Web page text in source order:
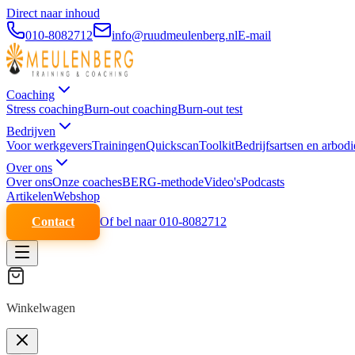
Direct naar inhoud
010-8082712
info@ruudmeulenberg.nlE-mail
Coaching
Stress coachingBurn-out coachingBurn-out test
Bedrijven
Voor werkgeversTrainingenQuickscanToolkitBedrijfsartsen en
Over ons
Over onsOnze coachesBERG-methodeVideo'sPodcasts
ArtikelenWebshop
Contact
Of bel naar 010-8082712
Winkelwagen